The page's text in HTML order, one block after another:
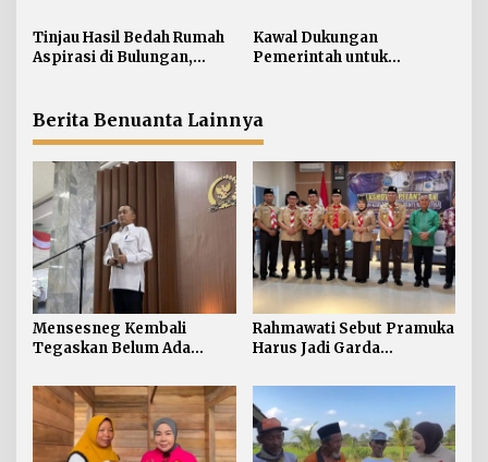
p
o
Kabinet
Generasi Perbatasan dari
Narkoba
Tinjau Hasil Bedah Rumah
Aspirasi di Bulungan,
Pintu dan Jendela
Kawal Dukungan
Pemerintah untuk
Petani di Desa Gunung
Putih
Berita Benuanta Lainnya
Mensesneg Kembali
Tegaskan Belum Ada
Kabinet
Rahmawati Sebut Pramuka
Harus Jadi Garda
Generasi Perbatasan dari
Narkoba